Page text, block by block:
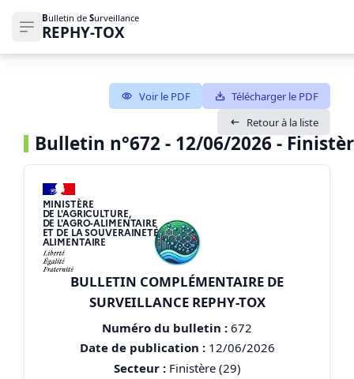
Ouvrir le menu de navigation
Bulletin de Surveillance
REPHY-TOX
Bulletin n°672 - 12/06/2026 -
Voir le PDF
Télécharger le PDF
Retour à la liste
MINISTÈRE
DE L'AGRICULTURE,
DE L'AGRO-ALIMENTAIRE
ET DE LA SOUVERAINETÉ
ALIMENTAIRE
BULLETIN COMPLÉMENTAIRE DE
SURVEILLANCE REPHY-TOX
Numéro du bulletin : 672
Date de publication :12/06/2026
Secteur :Finistère (29)